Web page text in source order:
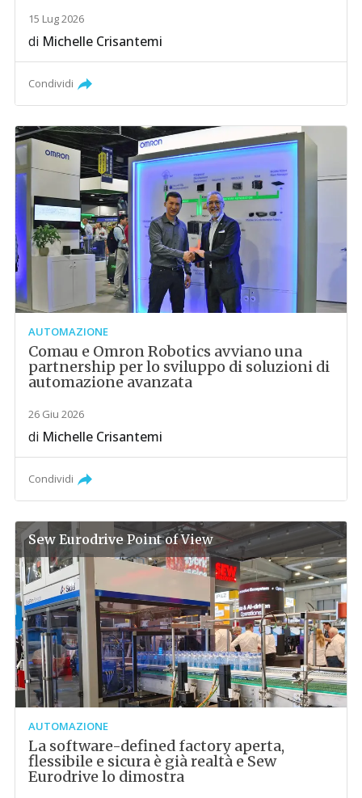
15 Lug 2026
di Michelle Crisantemi
Condividi
AUTOMAZIONE
Comau e Omron Robotics avviano una
partnership per lo sviluppo di soluzioni di
automazione avanzata
26 Giu 2026
di Michelle Crisantemi
Condividi
Sew Eurodrive Point of View
AUTOMAZIONE
La software-defined factory aperta,
flessibile e sicura è già realtà e Sew
Eurodrive lo dimostra